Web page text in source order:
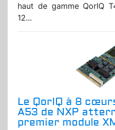
haut de gamme QorIQ
12...
Le QorIQ à 8
A53 de NXP
premier module